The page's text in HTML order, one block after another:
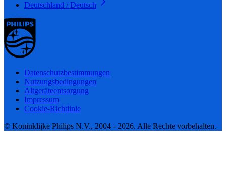
Deutschland / Deutsch
Datenschutzbestimmungen
Nutzungsbedingungen
Altgeräteentsorgung
Impressum
Cookie-Richtlinie
© Koninklijke Philips N.V., 2004 - 2026. Alle Rechte vorbehalten.